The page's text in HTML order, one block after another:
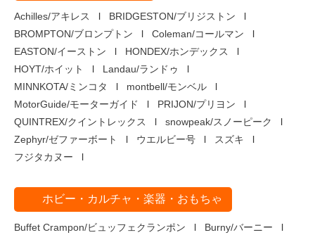
Achilles/アキレス
BRIDGESTON/ブリジストン
BROMPTON/ブロンプトン
Coleman/コールマン
EASTON/イーストン
HONDEX/ホンデックス
HOYT/ホイット
Landau/ランドゥ
MINNKOTA/ミンコタ
montbell/モンベル
MotorGuide/モーターガイド
PRIJON/プリヨン
QUINTREX/クイントレックス
snowpeak/スノーピーク
Zephyr/ゼファーボート
ウエルビー号
スズキ
フジタカヌー
ホビー・カルチャ・楽器・おもちゃ
Buffet Crampon/ビュッフェクランポン
Burny/バーニー